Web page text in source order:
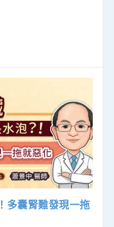
多囊腎難發現一拖